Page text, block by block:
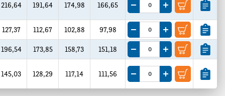
216,64 191,64 174,98 166,65 Menge um eine VE reduzieren
Menge um eine VE
127,37 112,67 102,88 97,98 Menge um eine VE reduzieren
Menge um eine VE
196,54
173,85 158,73 151,18 Menge um eine VE reduzieren
Menge um eine VE
145,03 128,29 117,14 111,56 Menge um eine VE reduzieren
Menge um eine VE